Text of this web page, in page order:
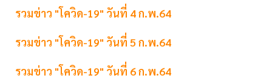
รวมข่าว "โควิด-19" วันที่ 4 ก.พ.64
รวมข่าว "โควิด-19" วันที่ 5 ก.พ.64
รวมข่าว "โควิด-19" วันที่ 6 ก.พ.64